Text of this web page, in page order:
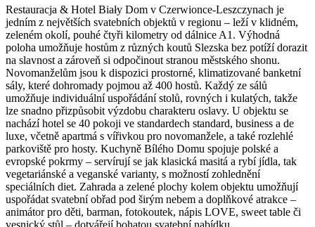
Restauracja & Hotel Biały Dom v Czerwionce-Leszczynach je
jedním z největších svatebních objektů v regionu – leží v klidném,
zeleném okolí, pouhé čtyři kilometry od dálnice A1. Výhodná
poloha umožňuje hostům z různých koutů Slezska bez potíží dorazit
na slavnost a zároveň si odpočinout stranou městského shonu.
Novomanželům jsou k dispozici prostorné, klimatizované banketní
sály, které dohromady pojmou až 400 hostů. Každý ze sálů
umožňuje individuální uspořádání stolů, rovných i kulatých, takže
lze snadno přizpůsobit výzdobu charakteru oslavy. U objektu se
nachází hotel se 40 pokoji ve standardech standard, business a de
luxe, včetně apartmá s vířivkou pro novomanžele, a také rozlehlé
parkoviště pro hosty. Kuchyně Bílého Domu spojuje polské a
evropské pokrmy – servírují se jak klasická masitá a rybí jídla, tak
vegetariánské a veganské varianty, s možností zohlednění
speciálních diet. Zahrada a zelené plochy kolem objektu umožňují
uspořádat svatební obřad pod širým nebem a doplňkové atrakce –
animátor pro děti, barman, fotokoutek, nápis LOVE, sweet table či
vesnický stůl – dotvářejí bohatou svatební nabídku.